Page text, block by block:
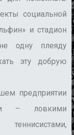
социальной
и стадион
одну плеяду
эту добрую
предприятии
– ловкими
теннисистами,